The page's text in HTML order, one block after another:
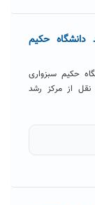
حکیم
حکیم سبزواری
نقل از مرکز رشد